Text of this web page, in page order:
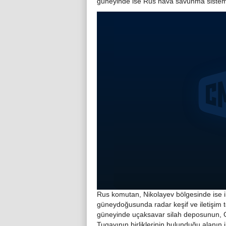
Rus komutan, Nikolayev bölgesinde ise
güneydoğusunda radar keşif ve iletişim
güneyinde uçaksavar silah deposunun,